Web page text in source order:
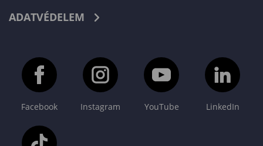
ADATVÉDELEM
Facebook Instagram YouTube LinkedIn